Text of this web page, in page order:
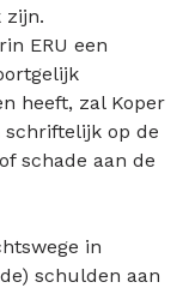
zijn.
ERU een
heeft, zal Koper
schriftelijk op de
schade aan de
in
schulden aan